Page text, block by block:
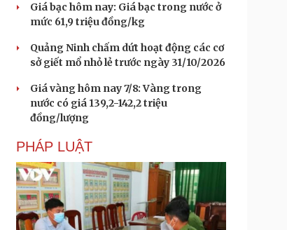
Giá bạc hôm nay: Giá bạc trong nước ở
mức 61,9 triệu đồng/kg
Quảng Ninh chấm dứt hoạt động các cơ
sở giết mổ nhỏ lẻ trước ngày 31/10/2026
Giá vàng hôm nay 7/8: Vàng trong
nước có giá 139,2-142,2 triệu
đồng/lượng
PHÁP LUẬT